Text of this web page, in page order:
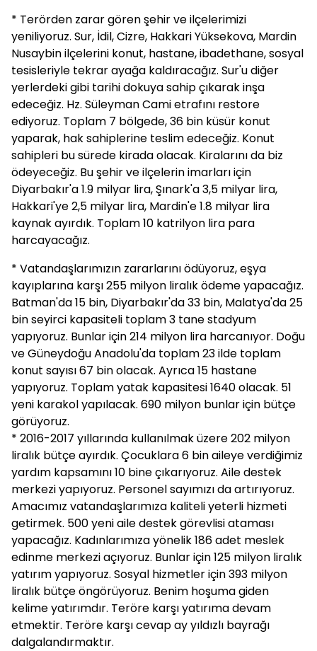
* Terörden zarar gören şehir ve ilçelerimizi
yeniliyoruz. Sur, İdil, Cizre, Hakkari Yüksekova, Mardin
Nusaybin ilçelerini konut, hastane, ibadethane, sosyal
tesisleriyle tekrar ayağa kaldıracağız. Sur'u diğer
yerlerdeki gibi tarihi dokuya sahip çıkarak inşa
edeceğiz. Hz. Süleyman Cami etrafını restore
ediyoruz. Toplam 7 bölgede, 36 bin küsür konut
yaparak, hak sahiplerine teslim edeceğiz. Konut
sahipleri bu sürede kirada olacak. Kiralarını da biz
ödeyeceğiz. Bu şehir ve ilçelerin imarları için
Diyarbakır'a 1.9 milyar lira, Şınark'a 3,5 milyar lira,
Hakkari'ye 2,5 milyar lira, Mardin'e 1.8 milyar lira
kaynak ayırdık. Toplam 10 katrilyon lira para
harcayacağız.
* Vatandaşlarımızın zararlarını ödüyoruz, eşya
kayıplarına karşı 255 milyon liralık ödeme yapacağız.
Batman'da 15 bin, Diyarbakır'da 33 bin, Malatya'da 25
bin seyirci kapasiteli toplam 3 tane stadyum
yapıyoruz. Bunlar için 214 milyon lira harcanıyor. Doğu
ve Güneydoğu Anadolu'da toplam 23 ilde toplam
konut sayısı 67 bin olacak. Ayrıca 15 hastane
yapıyoruz. Toplam yatak kapasitesi 1640 olacak. 51
yeni karakol yapılacak. 690 milyon bunlar için bütçe
görüyoruz.
* 2016-2017 yıllarında kullanılmak üzere 202 milyon
liralık bütçe ayırdık. Çocuklara 6 bin aileye verdiğimiz
yardım kapsamını 10 bine çıkarıyoruz. Aile destek
merkezi yapıyoruz. Personel sayımızı da artırıyoruz.
Amacımız vatandaşlarımıza kaliteli yeterli hizmeti
getirmek. 500 yeni aile destek görevlisi ataması
yapacağız. Kadınlarımıza yönelik 186 adet meslek
edinme merkezi açıyoruz. Bunlar için 125 milyon liralık
yatırım yapıyoruz. Sosyal hizmetler için 393 milyon
liralık bütçe öngörüyoruz. Benim hoşuma giden
kelime yatırımdır. Teröre karşı yatırıma devam
etmektir. Teröre karşı cevap ay yıldızlı bayrağı
dalgalandırmaktır.